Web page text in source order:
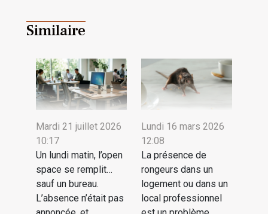
Similaire
Mardi 21 juillet 2026
10:17
Un lundi matin, l’open
space se remplit…
sauf un bureau.
L’absence n’était pas
Lundi 16 mars 2026
12:08
La présence de
rongeurs dans un
logement ou dans un
local professionnel